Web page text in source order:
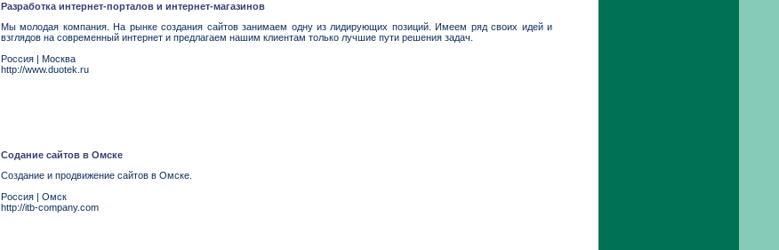
Разработка интернет-порталов и интернет-магазинов
Мы молодая компания. На рынке создания сайтов занимаем одну из лидирующих позиций. Имеем ряд своих идей и
взглядов на современный интернет и предлагаем нашим клиентам только лучшие пути решения задач.
Россия | Москва
http://www.duotek.ru
Содание сайтов в Омске
Создание и продвижение сайтов в Омске.
Россия | Омск
http://itb-company.com